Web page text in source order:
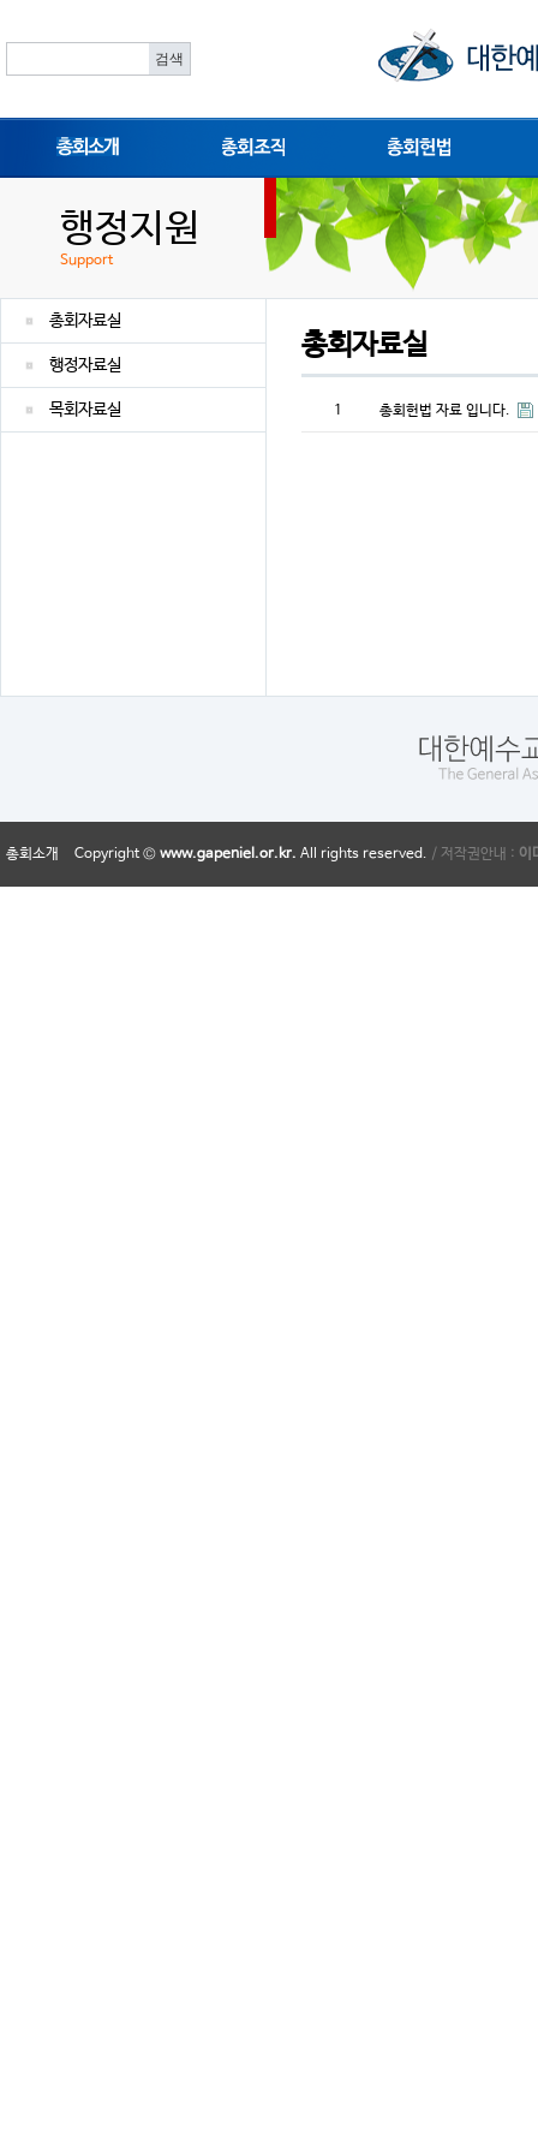
총회소개 총회조직 총회헌법
행정지원
Support
총회자료실
행정자료실
목회자료실
총회자료실
1 총회헌법 자료 입니다.
총회소개 Copyright © www.gapeniel.or.kr. All rights reserved. / 저작권안내 : 이